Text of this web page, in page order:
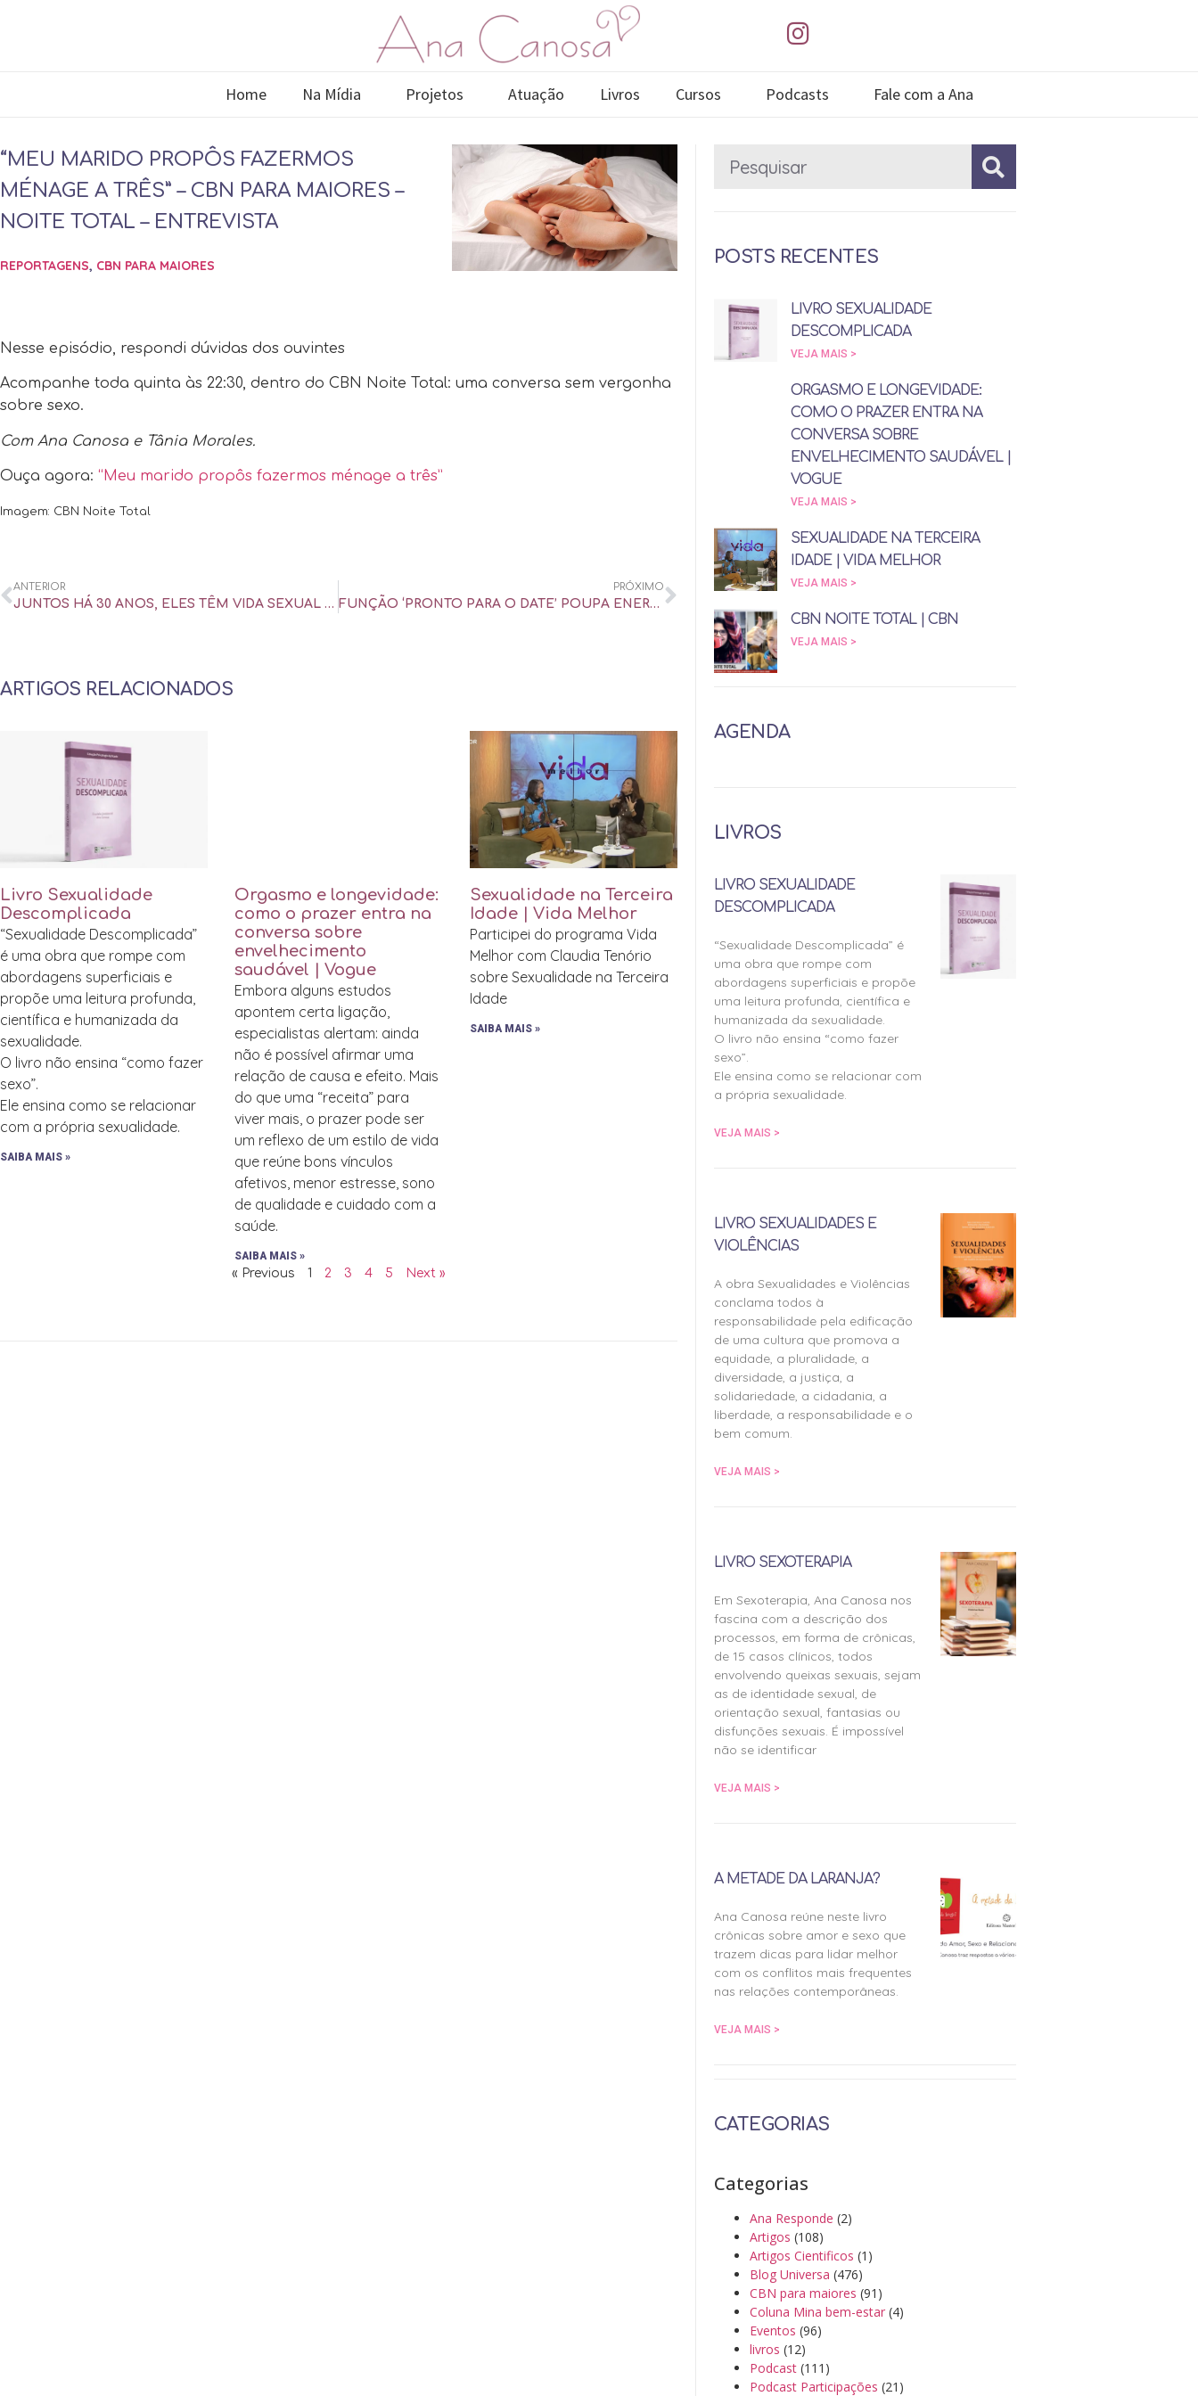
Home Na Mídia Projetos Atuação Livros Cursos Podcasts Fale com a Ana
“MEU MARIDO PROPÔS FAZERMOS
MÉNAGE A TRÊS” – CBN PARA MAIORES –
NOITE TOTAL – ENTREVISTA
REPORTAGENS, CBN PARA MAIORES
Nesse episódio, respondi dúvidas dos ouvintes
Acompanhe toda quinta às 22:30​, dentro do CBN Noite Total: uma conversa sem vergonha
sobre sexo.
Com Ana Canosa e Tânia Morales.
Ouça agora: “Meu marido propôs fazermos ménage a três”
Imagem: CBN Noite Total
ANTERIOR
JUNTOS HÁ 30 ANOS, ELES TÊM VIDA SEXUAL ATIVA. DEI LUBRIFICANTE DE PRESENTE – UOL UNIVERSA
PRÓXIMO
FUNÇÃO ‘PRONTO PARA O DATE’ POUPA ENERGIA DE QUEM NÃO QUER SÓ PAPO NO APP – UOL UNIVERSA
ARTIGOS RELACIONADOS
Livro Sexualidade
Descomplicada
“Sexualidade Descomplicada”
é uma obra que rompe com
abordagens superficiais e
propõe uma leitura profunda,
científica e humanizada da
sexualidade.
O livro não ensina “como fazer
sexo”.
Ele ensina como se relacionar
com a própria sexualidade.
SAIBA MAIS »
Orgasmo e longevidade:
como o prazer entra na
conversa sobre
envelhecimento
saudável | Vogue
Embora alguns estudos
apontem certa ligação,
especialistas alertam: ainda
não é possível afirmar uma
relação de causa e efeito. Mais
do que uma “receita” para
viver mais, o prazer pode ser
um reflexo de um estilo de vida
que reúne bons vínculos
afetivos, menor estresse, sono
de qualidade e cuidado com a
saúde.
SAIBA MAIS »
Sexualidade na Terceira
Idade | Vida Melhor
Participei do programa Vida
Melhor com Claudia Tenório
sobre Sexualidade na Terceira
Idade
SAIBA MAIS »
« Previous 1 2 3 4 5 Next »
POSTS RECENTES
LIVRO SEXUALIDADE
DESCOMPLICADA
VEJA MAIS >
ORGASMO E LONGEVIDADE:
COMO O PRAZER ENTRA NA
CONVERSA SOBRE
ENVELHECIMENTO SAUDÁVEL |
VOGUE
VEJA MAIS >
SEXUALIDADE NA TERCEIRA
IDADE | VIDA MELHOR
VEJA MAIS >
CBN NOITE TOTAL | CBN
VEJA MAIS >
AGENDA
LIVROS
LIVRO SEXUALIDADE
DESCOMPLICADA
“Sexualidade Descomplicada” é
uma obra que rompe com
abordagens superficiais e propõe
uma leitura profunda, científica e
humanizada da sexualidade.
O livro não ensina “como fazer
sexo”.
Ele ensina como se relacionar com
a própria sexualidade.
VEJA MAIS >
LIVRO SEXUALIDADES E
VIOLÊNCIAS
A obra Sexualidades e Violências
conclama todos à
responsabilidade pela edificação
de uma cultura que promova a
equidade, a pluralidade, a
diversidade, a justiça, a
solidariedade, a cidadania, a
liberdade, a responsabilidade e o
bem comum.
VEJA MAIS >
LIVRO SEXOTERAPIA
Em Sexoterapia, Ana Canosa nos
fascina com a descrição dos
processos, em forma de crônicas,
de 15 casos clínicos, todos
envolvendo queixas sexuais, sejam
as de identidade sexual, de
orientação sexual, fantasias ou
disfunções sexuais. É impossível
não se identificar
VEJA MAIS >
A METADE DA LARANJA?
Ana Canosa reúne neste livro
crônicas sobre amor e sexo que
trazem dicas para lidar melhor
com os conflitos mais frequentes
nas relações contemporâneas.
VEJA MAIS >
CATEGORIAS
Categorias
Ana Responde (2)
Artigos (108)
Artigos Cientificos (1)
Blog Universa (476)
CBN para maiores (91)
Coluna Mina bem-estar(4)
Eventos (96)
livros (12)
Podcast(111)
Podcast Participações (21)